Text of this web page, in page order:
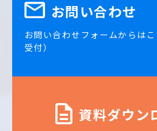
お問い合わせ
お問い合わせフォームからは
受付）
資料ダウン